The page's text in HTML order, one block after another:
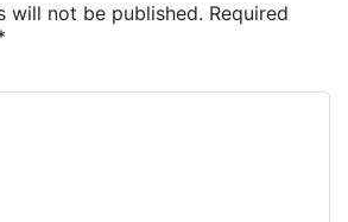
will not be published. Required